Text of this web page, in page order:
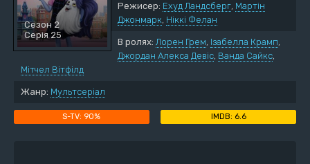
Сезон 2
Серія 25
Режисер: Ехуд Ландсберг, Мартін
Джонмарк, Ніккі Фелан
В ролях: Лорен Грем, Ізабелла Крамп,
Джордан Алекса Девіс, Ванда Сайкс,
Мітчел Вітфілд
Жанр: Мультсеріал
90% 6.6